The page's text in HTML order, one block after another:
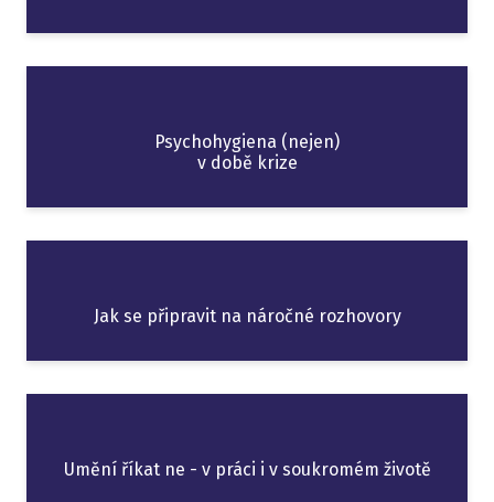
Psychohygiena (nejen)
v době krize
Jak se připravit na náročné rozhovory
Umění říkat ne - v práci i v soukromém životě